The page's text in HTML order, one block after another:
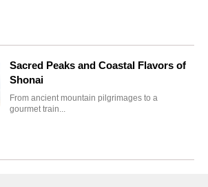
Sacred Peaks and Coastal Flavors of
Shonai
From ancient mountain pilgrimages to a
gourmet train...